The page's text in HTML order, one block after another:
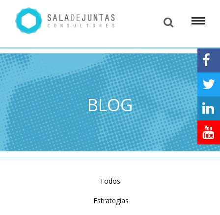
BLOG
Todos
Estrategias